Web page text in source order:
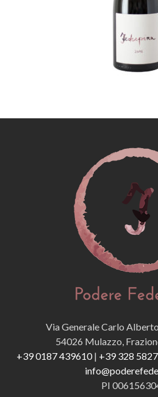
Via Generale Carlo
54026 Mulazzo,
+39 0187 439610| +39 328
PI